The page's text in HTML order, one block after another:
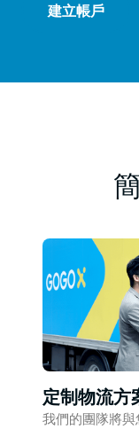
建立帳戶
定制物流方
我們的團隊將